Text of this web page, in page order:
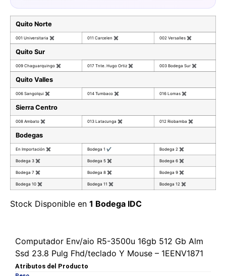
Quito Norte
001 Universitaria ✖ 011 Carcelen ✖ 002 Versalles ✖
Quito Sur
009 Chaguarquingo ✖ 017 Tnte. Hugo Ortiz ✖ 003 Bodega Sur ✖
Quito Valles
006 Sangolqui ✖ 014 Tumbaco ✖ 016 Lomas ✖
Sierra Centro
008 Ambato ✖ 013 Latacunga ✖ 012 Riobamba ✖
Bodegas
En Importación ✖ Bodega 1 ✔ Bodega 2 ✖
Bodega 3 ✖ Bodega 5 ✖ Bodega 6 ✖
Bodega 7 ✖ Bodega 8 ✖ Bodega 9 ✖
Bodega 10 ✖ Bodega 11 ✖ Bodega 12 ✖
Stock Disponible en 1 Bodega IDC
Computador Env/aio R5-3500u 16gb 512 Gb Alm
Ssd 23.8 Pulg Fhd/teclado Y Mouse – 1EENV1871
Atributos del Producto